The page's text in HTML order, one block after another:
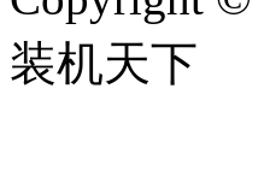
装机天下